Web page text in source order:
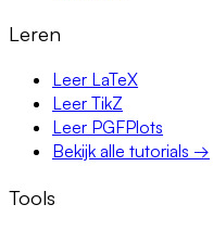
Leren
Leer LaTeX
Leer TikZ
Leer PGFPlots
Bekijk alle tutorials →
Tools